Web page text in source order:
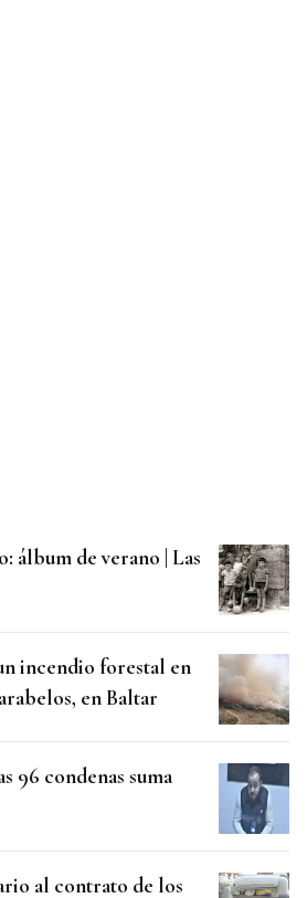
álbum de verano | Las
incendio forestal en
en Baltar
96 condenas suma
al contrato de los